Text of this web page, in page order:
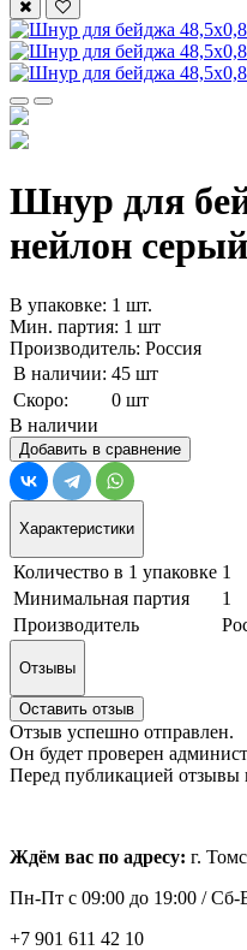
Шнур для
нейлон
В упаковке: 1 шт.
Мин. партия: 1 шт
Производитель: Россия
В наличии: 45 шт
Скоро:
0 шт
В наличии
Добавить в сравнение
Характеристики
Количество в 1 упаковке 1
Минимальная партия
1
Производитель
Отзывы
Оставить отзыв
Отзыв успешно отправлен.
Он будет проверен
Перед публикацией отзывы
Ждём вас по адресу: г.
Пн-Пт с 09:00 до 19:00 /Сб-
+7 901 611 42 10